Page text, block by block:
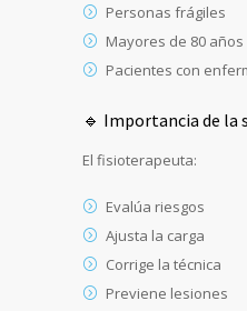
Personas frágiles
Mayores de 80 años
Pacientes con
🔹 Importancia de la
El fisioterapeuta:
Evalúa riesgos
Ajusta la carga
Corrige la técnica
Previene lesiones